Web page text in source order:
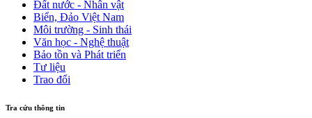
Đất nước - Nhân vật
Biển, Đảo Việt Nam
Môi trường - Sinh thái
Văn học - Nghệ thuật
Bảo tồn và Phát triển
Tư liệu
Trao đổi
Tra cứu thông tin